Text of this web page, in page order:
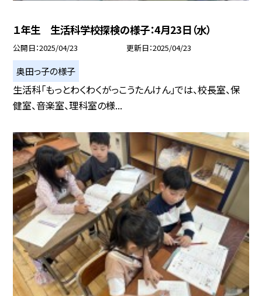
１年生 生活科学校探検の様子：4月23日（水）
公開日 2025/04/23 更新日 2025/04/23
奥田っ子の様子
生活科「もっとわくわくがっこうたんけん」では、校長室、保
健室、音楽室、理科室の様...